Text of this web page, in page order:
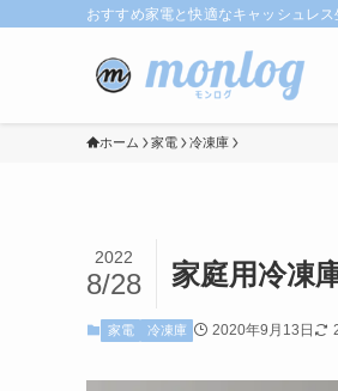
おすすめ家電と快適なキャッシュレス
ホーム 家電 冷凍庫
家庭用冷凍
2022
8/28
家電 冷凍庫 2020年9月13日